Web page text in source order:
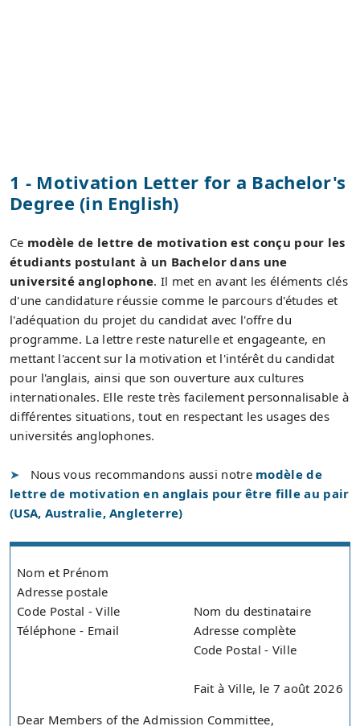
1 - Motivation Letter for a Bachelor's
Degree (in English)
Ce modèle de lettre de motivation est conçu pour les
étudiants postulant à un Bachelor dans une
université anglophone. Il met en avant les éléments clés
d'une candidature réussie comme le parcours d'études et
l'adéquation du projet du candidat avec l'offre du
programme. La lettre reste naturelle et engageante, en
mettant l'accent sur la motivation et l'intérêt du candidat
pour l'anglais, ainsi que son ouverture aux cultures
internationales. Elle reste très facilement personnalisable à
différentes situations, tout en respectant les usages des
universités anglophones.
Nous vous recommandons aussi notre modèle de
lettre de motivation en anglais pour être fille au pair
(USA, Australie, Angleterre)
Nom et Prénom
Adresse postale
Code Postal - Ville
Téléphone - Email
Nom du destinataire
Adresse complète
Code Postal - Ville
Fait à Ville, le 7 août 2026
Dear Members of the Admission Committee,